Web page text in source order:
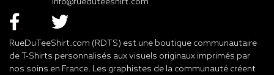
info@rueduteeshirt.com
RueDuTeeShirt.com (RDTS) est une boutique communautaire
de T-Shirts personnalisés aux visuels originaux imprimés par
nos soins en France. Les graphistes de la communauté créent